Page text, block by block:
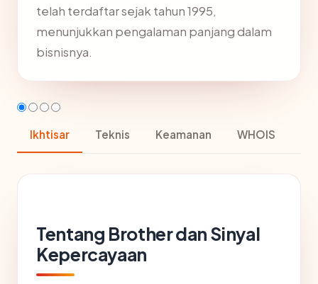
telah terdaftar sejak tahun 1995,
menunjukkan pengalaman panjang dalam
bisnisnya.
Ikhtisar Teknis Keamanan WHOIS
Tentang Brother dan Sinyal
Kepercayaan